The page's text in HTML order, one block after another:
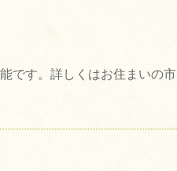
です。詳しくはお住まいの市